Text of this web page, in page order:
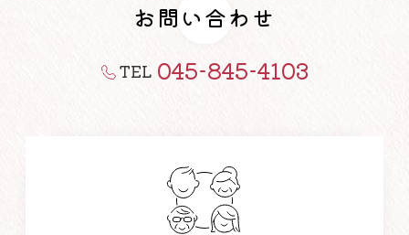
お問い合わせ
TEL 045-845-4103